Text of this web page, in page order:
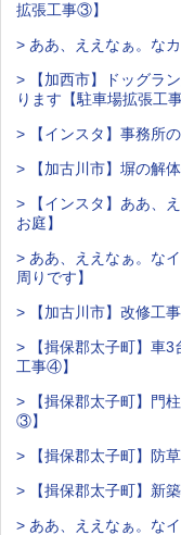
拡張工事③】
> ああ、ええなぁ。な
> 【加西市】ドッグラ
ります【駐車場拡張工事
> 【インスタ】事務所
> 【加古川市】塀の解
> 【インスタ】ああ、
お庭】
> ああ、ええなぁ。な
周りです】
> 【加古川市】改修工
> 【揖保郡太子町】車3
工事④】
> 【揖保郡太子町】門
③】
> 【揖保郡太子町】防
> 【揖保郡太子町】新
> ああ、ええなぁ。な